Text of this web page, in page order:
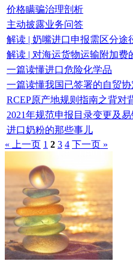
价格瞒骗治理剖析
主动披露业务问答
解读 | 奶嘴进口申报需区分途
解读 | 对海运货物运输附加费
一篇读懂进口危险化学品
一篇读懂我国已签署的自贸
RCEP原产地规则指南之背对
2021年规范申报目录变更及易
进口奶粉的那些事儿
« 上一页 1 2 3 4 下一页 »